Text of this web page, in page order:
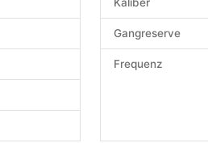
Kaliber
Gangreserve
Frequenz